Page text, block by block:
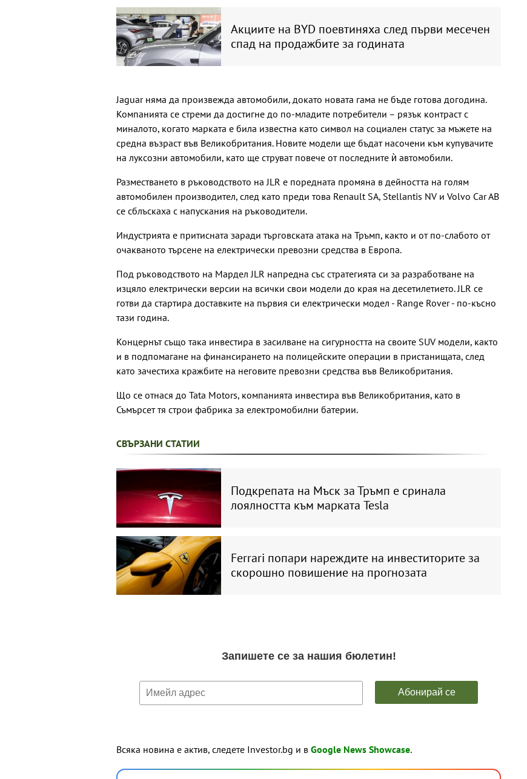
Акциите на BYD поевтиняха след първи месечен
спад на продажбите за годината
Jaguar няма да произвежда автомобили, докато новата гама не бъде готова догодина.
Компанията се стреми да достигне до по-младите потребители – рязък контраст с
миналото, когато марката е била известна като символ на социален статус за мъжете на
средна възраст във Великобритания. Новите модели ще бъдат насочени към купувачите
на луксозни автомобили, като ще струват повече от последните ѝ автомобили.
Разместването в ръководството на JLR е поредната промяна в дейността на голям
автомобилен производител, след като преди това Renault SA, Stellantis NV и Volvo Car AB
се сблъскаха с напускания на ръководители.
Индустрията е притисната заради търговската атака на Тръмп, както и от по-слабото от
очакваното търсене на електрически превозни средства в Европа.
Под ръководството на Мардел JLR напредна със стратегията си за разработване на
изцяло електрически версии на всички свои модели до края на десетилетието. JLR се
готви да стартира доставките на първия си електрически модел - Range Rover - по-късно
тази година.
Концернът също така инвестира в засилване на сигурността на своите SUV модели, както
и в подпомагане на финансирането на полицейските операции в пристанищата, след
като зачестиха кражбите на неговите превозни средства във Великобритания.
Що се отнася до Tata Motors, компанията инвестира във Великобритания, като в
Съмърсет тя строи фабрика за електромобилни батерии.
СВЪРЗАНИ СТАТИИ
Подкрепата на Мъск за Тръмп е сринала
лоялността към марката Tesla
Ferrari попари нареждите на инвеститорите за
скорошно повишение на прогнозата
Всяка новина е актив, следете Investor.bg и в Google News Showcase.
Това са последните
дни, в които цените ще
се изписват в лева и в
евро по закон
шофьори с алкохол
или наркотици
Три главни дирекции
инспекции